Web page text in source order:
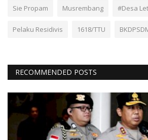
Sie Propam Musrembang #Desa
Pelaku Residivis 1618/TTU
RECOMMENDED POSTS